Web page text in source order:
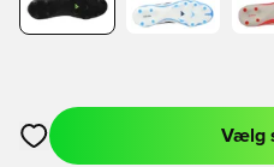
Åbner en Modal til at logge
Vælg